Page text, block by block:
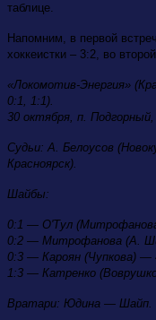
таблице.
Напомним, в первой
хоккеистки – 3:2, во
«Локомотив-Энергия»
0:1, 1:1).
30 октября, п.
Судьи: А. Белоусов
Красноярск).
Шайбы:
0:1 — О'Тул
0:2 — Митрофанова (А.
0:3 — Кароян (Чупкова) —
1:3 — Катренко
Вратари: Юдина — Шайп.